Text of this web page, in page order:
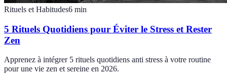
Rituels et Habitudes6 min
5 Rituels Quotidiens pour Éviter le Stress et Rester
Zen
Apprenez à intégrer 5 rituels quotidiens anti stress à votre routine
pour une vie zen et sereine en 2026.